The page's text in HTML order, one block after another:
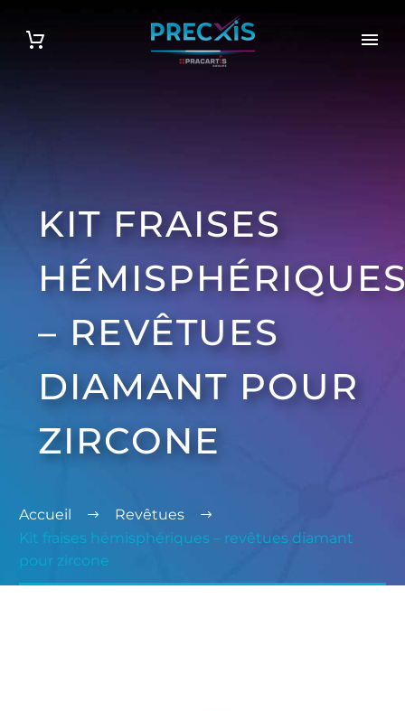
KIT FRAISES
– REVÊTUES
DIAMANT POUR
ZIRCONE
Accueil
Revêtues
Kit fraises hémisphériques – revêtues diamant
pour zircone